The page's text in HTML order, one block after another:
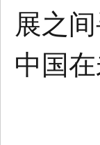
展之
中国